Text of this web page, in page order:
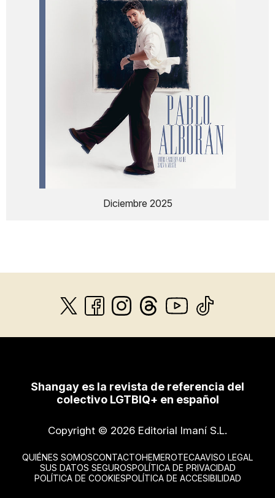
Diciembre 2025
Shangay es la revista de referencia del
colectivo LGTBIQ+ en español
Copyright © 2026 Editorial Imaní S.L.
QUIÉNES SOMOSCONTACTOHEMEROTECAAVISO LEGAL
SUS DATOS SEGUROSPOLÍTICA DE PRIVACIDAD
POLÍTICA DE COOKIESPOLÍTICA DE ACCESIBILIDAD